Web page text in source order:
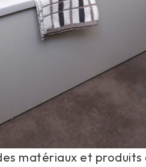
matériaux et